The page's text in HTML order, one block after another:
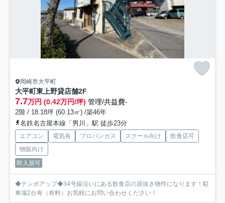
岡崎市大平町
大平町東上野貸店舗2F
7.7万円 (0.42万円/坪) 管理/共益費-
2階 / 18.18坪 (60.13㎡) /築46年
名鉄名古屋本線「男川」駅 徒歩23分
エアコン 電気有 プロパンガス スクール向け
飲食店可
物販向け
即入居可
◆テンポアップ◆34号線沿いにある飲食店の居抜き物件になります！駐
車場2台有（有料）お気軽にお問い合わせください！